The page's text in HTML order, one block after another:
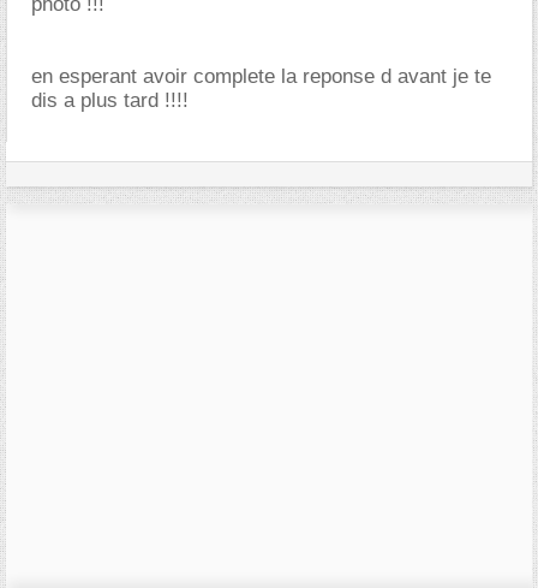
en esperant avoir complete la reponse d avant je te
dis a plus tard !!!!